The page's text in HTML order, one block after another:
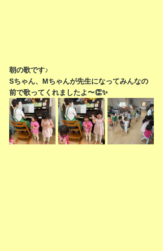
朝の歌です♪
Sちゃん、Mちゃんが先生になってみんなの
前で歌ってくれましたよ〜👏✨